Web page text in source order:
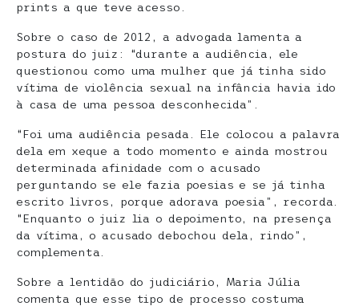
prints a que teve acesso.
Sobre o caso de 2012, a advogada lamenta a
postura do juiz: “durante a audiência, ele
questionou como uma mulher que já tinha sido
vítima de violência sexual na infância havia ido
à casa de uma pessoa desconhecida”.
“Foi uma audiência pesada. Ele colocou a palavra
dela em xeque a todo momento e ainda mostrou
determinada afinidade com o acusado
perguntando se ele fazia poesias e se já tinha
escrito livros, porque adorava poesia”, recorda.
“Enquanto o juiz lia o depoimento, na presença
da vítima, o acusado debochou dela, rindo”,
complementa.
Sobre a lentidão do judiciário, Maria Júlia
comenta que esse tipo de processo costuma